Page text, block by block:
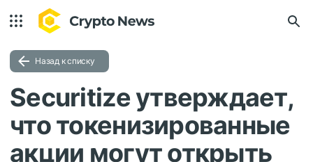
Назад к списку
Securitize утверждает,
что токенизированные
акции могут открыть